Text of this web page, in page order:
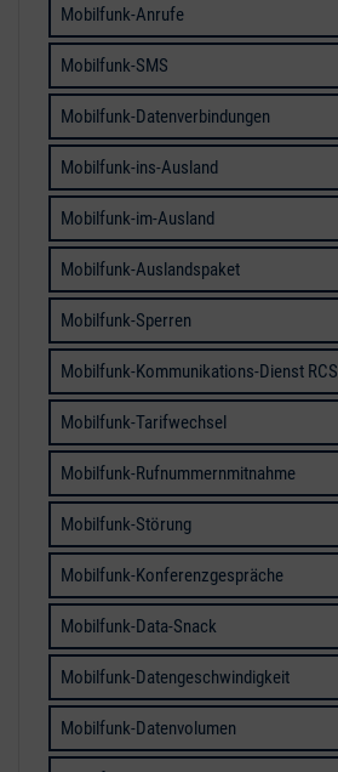
Mobilfunk-Anrufe
Mobilfunk-SMS
Mobilfunk-Datenverbindungen
Mobilfunk-ins-Ausland
Mobilfunk-im-Ausland
Mobilfunk-Auslandspaket
Mobilfunk-Sperren
Mobilfunk-Kommunikations-Dienst RCS
Mobilfunk-Tarifwechsel
Mobilfunk-Rufnummernmitnahme
Mobilfunk-Störung
Mobilfunk-Konferenzgespräche
Mobilfunk-Data-Snack
Mobilfunk-Datengeschwindigkeit
Mobilfunk-Datenvolumen